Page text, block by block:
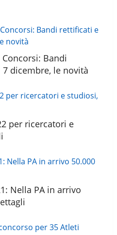
Bandi
dicembre, le novità
per ricercatori e
Nella PA in arrivo